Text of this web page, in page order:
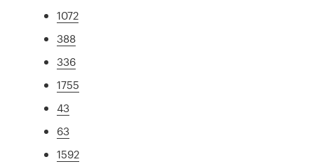
1072
388
336
1755
43
63
1592